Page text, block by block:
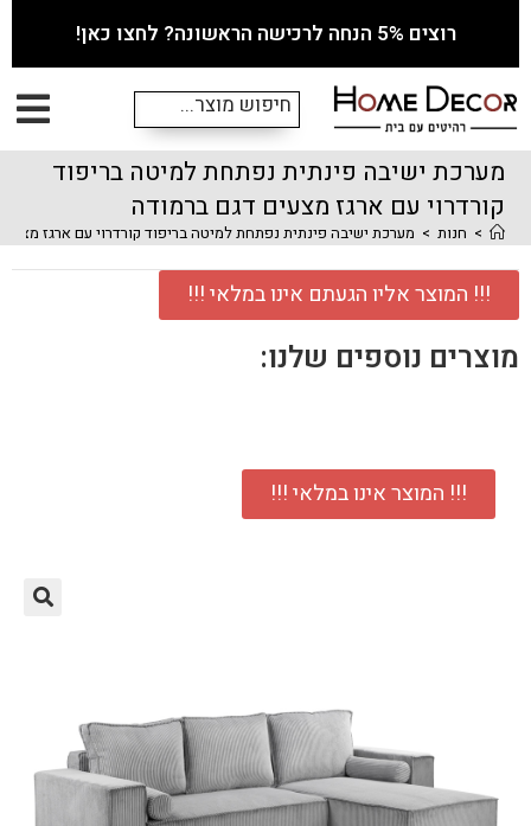
רוצים 5% הנחה לרכישה הראשונה? לחצו כאן!
מערכת ישיבה פינתית נפתחת למיטה בריפוד
קורדרוי עם ארגז מצעים דגם ברמודה
> חנות > מערכת ישיבה פינתית נפתחת למיטה בריפוד קורדרוי עם ארגז
!!! המוצר אליו הגעתם אינו במלאי !!!
מוצרים נוספים שלנו:
!!! המוצר אינו במלאי !!!